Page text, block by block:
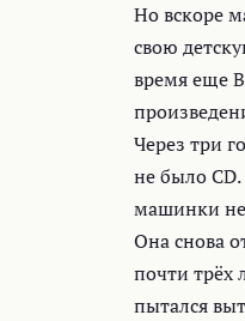
Но вскоре
свою
время еще
Через три
не было
машинки не
Она снова
почти трёх
пытался